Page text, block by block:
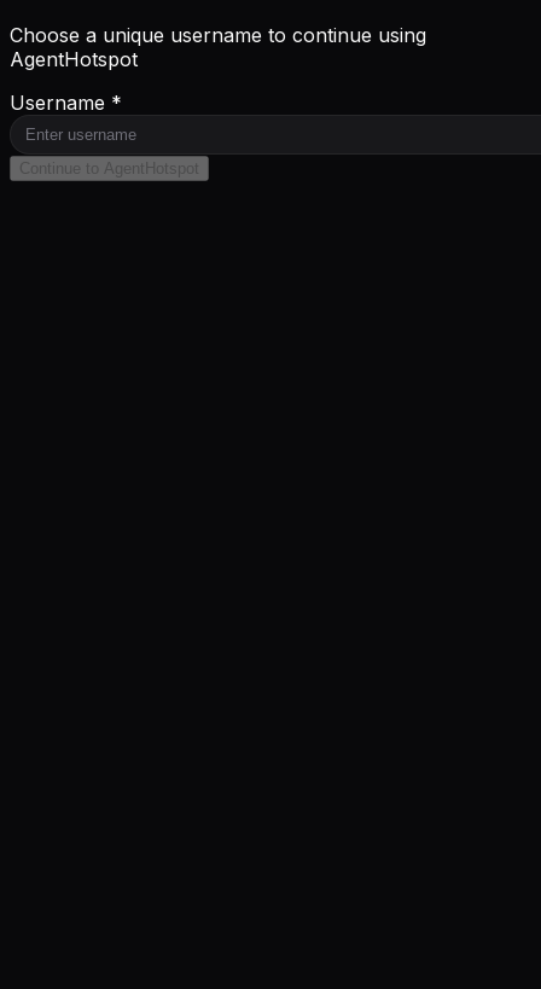
Choose a unique username to continue using
AgentHotspot
Username *
Continue to AgentHotspot